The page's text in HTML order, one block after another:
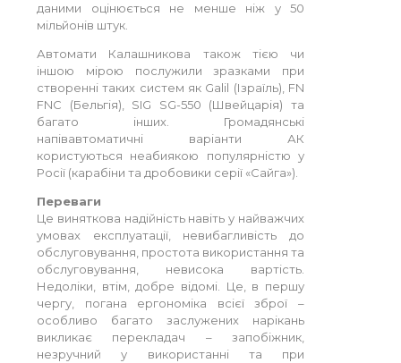
даними оцінюється не менше ніж у 50
мільйонів штук.
Автомати Калашникова також тією чи
іншою мірою послужили зразками при
створенні таких систем як Galil (Ізраїль), FN
FNC (Бельгія), SIG SG-550 (Швейцарія) та
багато інших. Громадянські
напівавтоматичні варіанти АК
користуються неабиякою популярністю у
Росії (карабіни та дробовики серії «Сайга»).
Переваги
Це виняткова надійність навіть у найважчих
умовах експлуатації, невибагливість до
обслуговування, простота використання та
обслуговування, невисока вартість.
Недоліки, втім, добре відомі. Це, в першу
чергу, погана ергономіка всієї зброї –
особливо багато заслужених нарікань
викликає перекладач – запобіжник,
незручний у використанні та при